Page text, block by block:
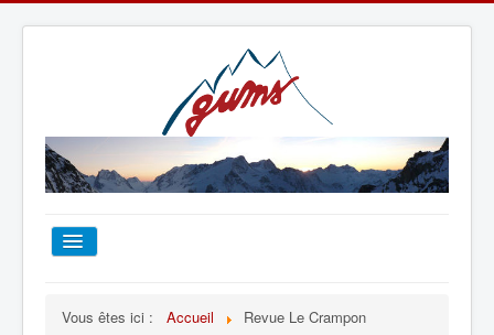
Vous êtes ici : Accueil Revue Le Crampon